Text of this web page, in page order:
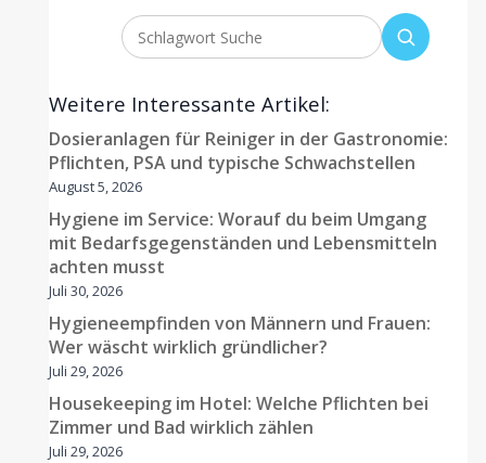
Weitere Interessante Artikel:
Dosieranlagen für Reiniger in der Gastronomie:
Pflichten, PSA und typische Schwachstellen
August 5, 2026
Hygiene im Service: Worauf du beim Umgang
mit Bedarfsgegenständen und Lebensmitteln
achten musst
Juli 30, 2026
Hygieneempfinden von Männern und Frauen:
Wer wäscht wirklich gründlicher?
Juli 29, 2026
Housekeeping im Hotel: Welche Pflichten bei
Zimmer und Bad wirklich zählen
Juli 29, 2026